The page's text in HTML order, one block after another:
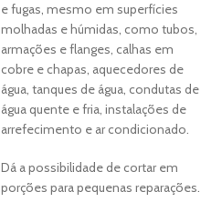
e fugas, mesmo em superfícies
molhadas e húmidas, como tubos,
armações e flanges, calhas em
cobre e chapas, aquecedores de
água, tanques de água, condutas de
água quente e fria, instalações de
arrefecimento e ar condicionado.
Dá a possibilidade de cortar em
porções para pequenas reparações.